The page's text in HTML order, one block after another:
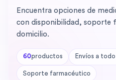
Encuentra opciones de
con disponibilidad, soporte
domicilio.
60productos Envíos a
Soporte farmacéutico